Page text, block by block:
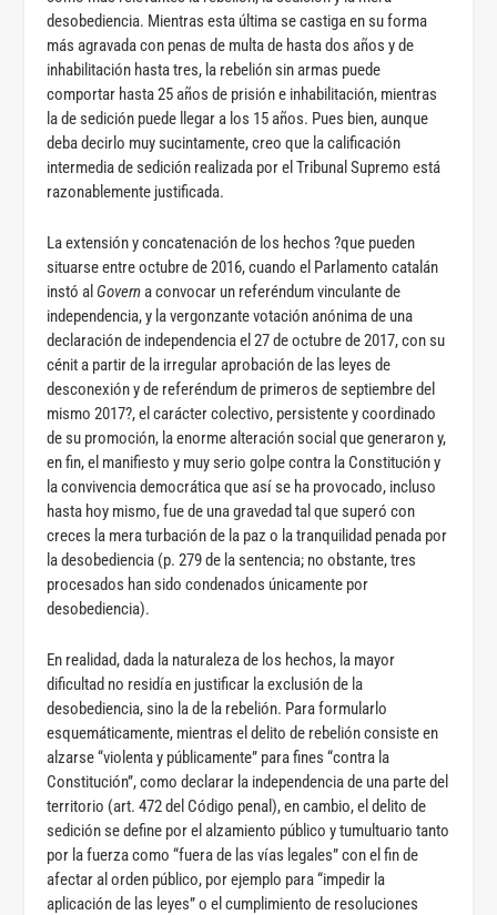
desobediencia. Mientras esta última se castiga en su forma
más agravada con penas de multa de hasta dos años y de
inhabilitación hasta tres, la rebelión sin armas puede
comportar hasta 25 años de prisión e inhabilitación, mientras
la de sedición puede llegar a los 15 años. Pues bien, aunque
deba decirlo muy sucintamente, creo que la calificación
intermedia de sedición realizada por el Tribunal Supremo está
razonablemente justificada.
La extensión y concatenación de los hechos ?que pueden
situarse entre octubre de 2016, cuando el Parlamento catalán
instó alGoverna convocar un referéndum vinculante de
independencia, y la vergonzante votación anónima de una
declaración de independencia el 27 de octubre de 2017, con su
cénit a partir de la irregular aprobación de las leyes de
desconexión y de referéndum de primeros de septiembre del
mismo 2017?, el carácter colectivo, persistente y coordinado
de su promoción, la enorme alteración social que generaron y,
en fin, el manifiesto y muy serio golpe contra la Constitución y
la convivencia democrática que así se ha provocado, incluso
hasta hoy mismo, fue de una gravedad tal que superó con
creces la mera turbación de la paz o la tranquilidad penada por
la desobediencia (p. 279 de la sentencia; no obstante, tres
procesados han sido condenados únicamente por
desobediencia).
En realidad, dada la naturaleza de los hechos, la mayor
dificultad no residía en justificar la exclusión de la
desobediencia, sino la de la rebelión. Para formularlo
esquemáticamente, mientras el delito de rebelión consiste en
alzarse “violenta y públicamente” para fines “contra la
Constitución”, como declarar la independencia de una parte del
territorio (art. 472 del Código penal), en cambio, el delito de
sedición se define por el alzamiento público y tumultuario tanto
por la fuerza como “fuera de las vías legales” con el fin de
afectar al orden público, por ejemplo para “impedir la
aplicación de las leyes” o el cumplimiento de resoluciones